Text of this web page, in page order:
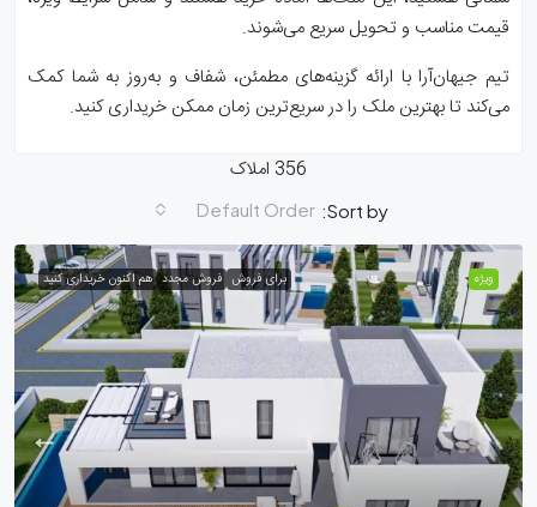
قیمت مناسب و تحویل سریع می‌شوند.
تیم جیهان‌آرا با ارائه گزینه‌های مطمئن، شفاف و به‌روز به شما کمک
می‌کند تا بهترین ملک را در سریع‌ترین زمان ممکن خریداری کنید.
356 املاک
Sort by:
Default Order
ویژه برای فروش فروش مجدد هم اکنون خریداری کنید